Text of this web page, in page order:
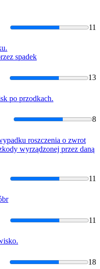
11
spadek
13
po przodkach.
8
roszczenia o zwrot
wyrządzonej przez daną
11
11
18